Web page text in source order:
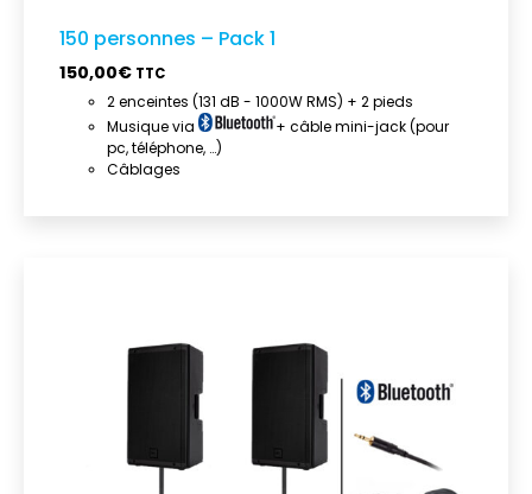
150 personnes – Pack 1
150,00€ TTC
2 enceintes (131 dB - 1000W RMS) + 2 pieds
Musique via
+ câble mini-jack (pour
pc, téléphone, …)
Câblages